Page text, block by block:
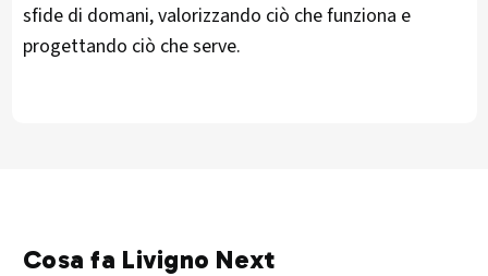
sfide di domani, valorizzando ciò che funziona e
progettando ciò che serve.
Cosa fa Livigno Next